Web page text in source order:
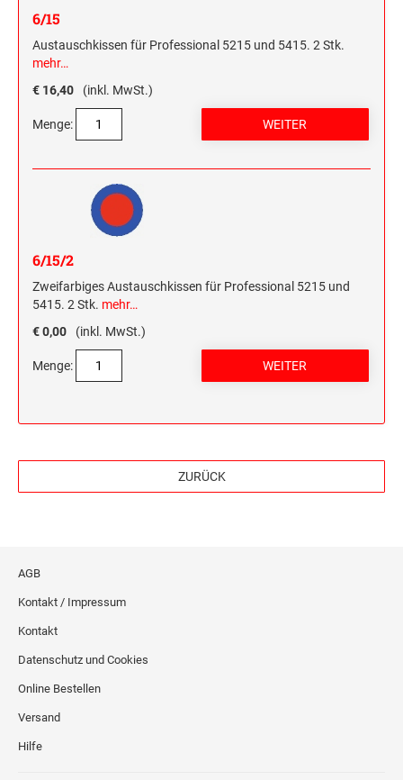
6/15
Austauschkissen für Professional 5215 und 5415. 2 Stk.
mehr…
€ 16,40
(inkl. MwSt.)
Menge:
6/15/2
Zweifarbiges Austauschkissen für Professional 5215 und
5415. 2 Stk. mehr…
€ 0,00
(inkl. MwSt.)
Menge:
ZURÜCK
AGB
Kontakt / Impressum
Kontakt
Datenschutz und Cookies
Online Bestellen
Versand
Hilfe